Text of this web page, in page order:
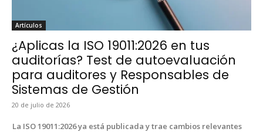
Artícu­los
¿Aplicas la ISO 19011:2026 en tus
auditorías? Test de autoevaluación
para auditores y Responsables de
Sistemas de Gestión
20 de julio de 2026
La ISO 19011:2026 ya está pub­li­ca­da y trae cam­bios rel­e­vantes